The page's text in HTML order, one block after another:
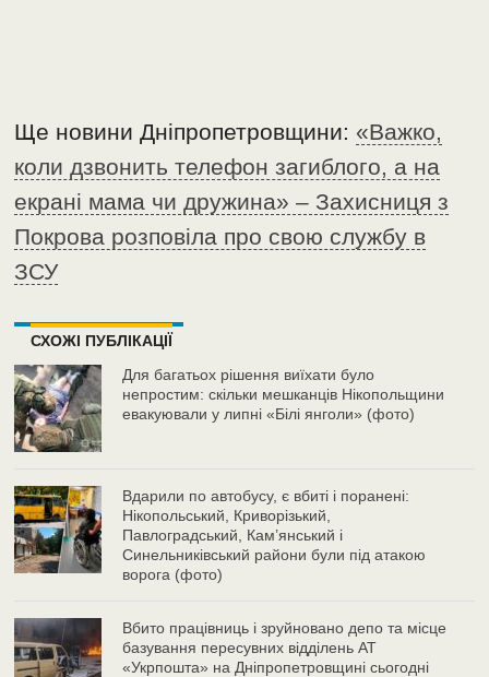
Ще новини Дніпропетровщини:«Важко,
коли дзвонить телефон загиблого, а на
екрані мама чи дружина» – Захисниця з
Покрова розповіла про свою службу в
ЗСУ
СХОЖІ ПУБЛІКАЦІЇ
Для багатьох рішення виїхати було
непростим: скільки мешканців Нікопольщини
евакуювали у липні «Білі янголи» (фото)
Вдарили по автобусу, є вбиті і поранені:
Нікопольський, Криворізький,
Павлоградський, Кам’янський і
Синельниківський райони були під атакою
ворога (фото)
Вбито працівниць і зруйновано депо та місце
базування пересувних відділень АТ
«Укрпошта» на Дніпропетровщині сьогодні